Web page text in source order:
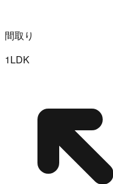
間取り
1LDK